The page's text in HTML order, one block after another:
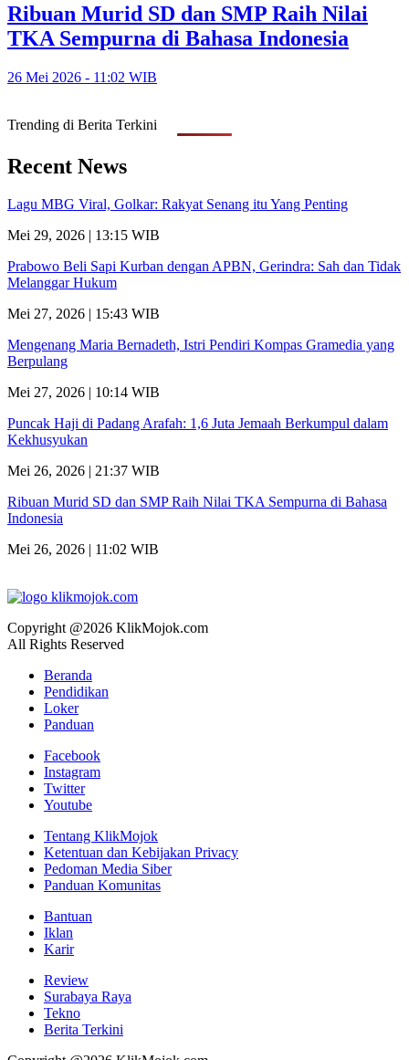
Ribuan Murid SD dan SMP Raih Nilai
TKA Sempurna di Bahasa Indonesia
26 Mei 2026 - 11:02 WIB
Trending di Berita Terkini
Recent News
Lagu MBG Viral, Golkar: Rakyat Senang itu Yang Penting
Mei 29, 2026 | 13:15 WIB
Prabowo Beli Sapi Kurban dengan APBN, Gerindra: Sah dan Tidak
Melanggar Hukum
Mei 27, 2026 | 15:43 WIB
Mengenang Maria Bernadeth, Istri Pendiri Kompas Gramedia yang
Berpulang
Mei 27, 2026 | 10:14 WIB
Puncak Haji di Padang Arafah: 1,6 Juta Jemaah Berkumpul dalam
Kekhusyukan
Mei 26, 2026 | 21:37 WIB
Ribuan Murid SD dan SMP Raih Nilai TKA Sempurna di Bahasa
Indonesia
Mei 26, 2026 | 11:02 WIB
Copyright @2026 KlikMojok.com
All Rights Reserved
Beranda
Pendidikan
Loker
Panduan
Facebook
Instagram
Twitter
Youtube
Tentang KlikMojok
Ketentuan dan Kebijakan Privacy
Pedoman Media Siber
Panduan Komunitas
Bantuan
Iklan
Karir
Review
Surabaya Raya
Tekno
Berita Terkini